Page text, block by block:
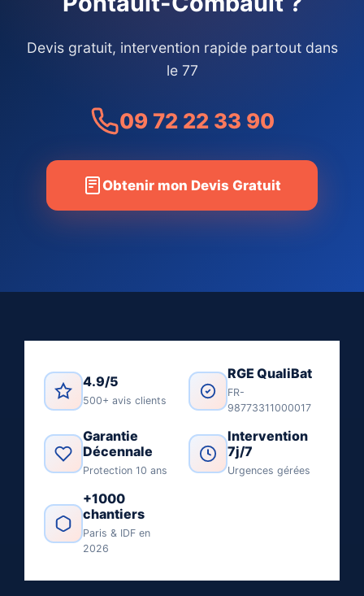
Devis gratuit, intervention rapide partout dans
le 77
09 72 22 33 90
Obtenir mon Devis Gratuit
4.9/5
500+ avis clients
RGE QualiBat
FR-
98773311000017
Garantie
Décennale
Protection 10 ans
Intervention
7j/7
Urgences gérées
+1000
chantiers
Paris & IDF en
2026